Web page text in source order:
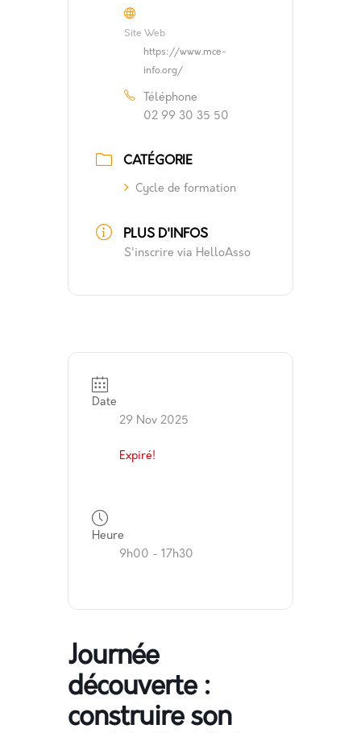
Site Web
https://www.mce-
info.org/
Téléphone
02 99 30 35 50
CATÉGORIE
Cycle de formation
PLUS D'INFOS
S'inscrire via HelloAsso
Date
29 Nov 2025
Expiré!
Heure
9h00 - 17h30
Journée
découverte :
construire son